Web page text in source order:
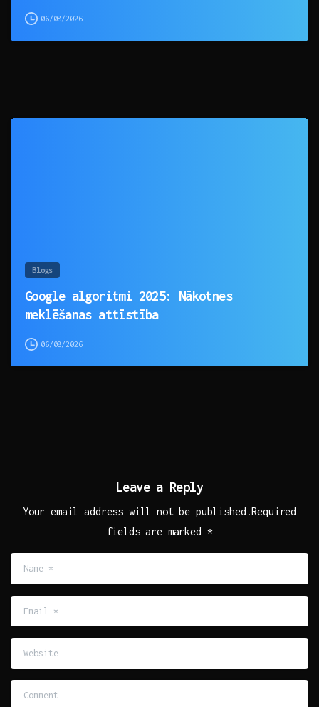
06/08/2026
Blogs
Google algoritmi 2025: Nākotnes
meklēšanas attīstība
06/08/2026
Leave a Reply
Your email address will not be published.Required
fields are marked *
*
Website